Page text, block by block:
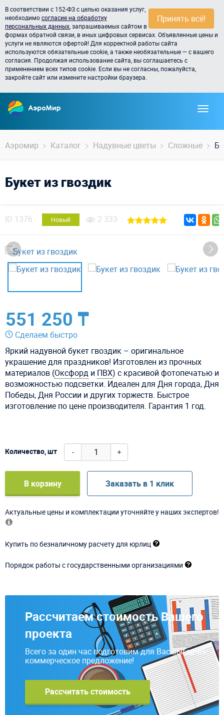
Принять всё!
В соответствии с 152-ФЗ с целью оказания услуг,
необходимосогласие на обработку
персональных данных , запрашиваемых сайтом в
формах обратной связи, в иных цифровых сервисах. Объявленные цены и
услуги не являются офертой! Для корректной работы сайта
используются обязательные cookie, а также необязательные — с вашего
согласия. Продолжая использование сайта, вы соглашаетесь с
применением всех типов cookie. Если вы не согласны, пожалуйста,
закройте сайт или измените настройки браузера.
Аэромир Каталог Надувные цветы Сложные
Букет из гвоздик
ID 1376 Новый 2 333
551 250 ₸
Сделаем быстро
Яркий надувной букет гвоздик – оригинальное
украшение для праздников! Изготовлен из прочных
материалов (Оксфорд и ПВХ) с красивой фотопечатью и
возможностью подсветки. Идеален для Дня города, Дня
Победы, Дня России и других торжеств. Быстрое
изготовление по цене производителя. Гарантия 1 год.
Количество, шт - +
В корзину Заказать в 1 клик
Актуальные цены и комплектации уточняйте у наших экспертов!
Купить по безналичному расчету для юрлиц
Порядок работы с государственными организациями
Рассчитаем стоимость Вашего
проекта
Всего за один час подготовим для Вас выгодное
коммерческое предложение!
Рассчитать стоимость